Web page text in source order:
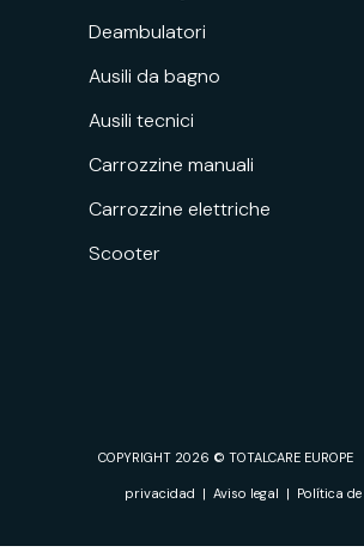
Deambulatori
Ausili da bagno
Ausili tecnici
Carrozzine manuali
Carrozzine elettriche
Scooter
COPYRIGHT 2026 © TOTALCARE EUROPE
privacidad | Aviso legal | Política